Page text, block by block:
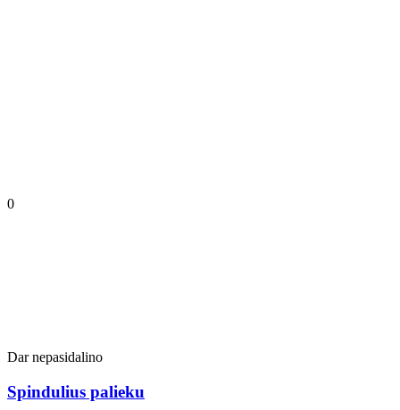
0
Dar nepasidalino
Spindulius palieku